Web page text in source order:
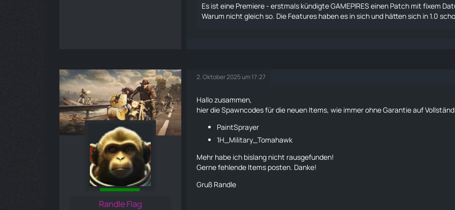
Es ist eine Premiere - erstmals kündigte GAMEPIRES einen Patch mit fixem
Warum nicht gleich so. Die Features haben es in sich und hätten sich in 1.0
Randle Flag
2. Oktober 2025 um 17:27
Hallo zusammen,
hier die Spawncodes für die neuen Items, wie immer ohne Garantie auf
PaintSprayer
1H_Military_Tomahawk
Mehr habe ich bislang nicht rausgefunden!
Gerne fehlende Items posten. Danke!
Gruß Randle